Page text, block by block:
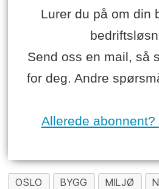
Lurer du på om din
Send oss en mail, så
for deg. Andre
Allerede
OSLO BYGG MILJØ